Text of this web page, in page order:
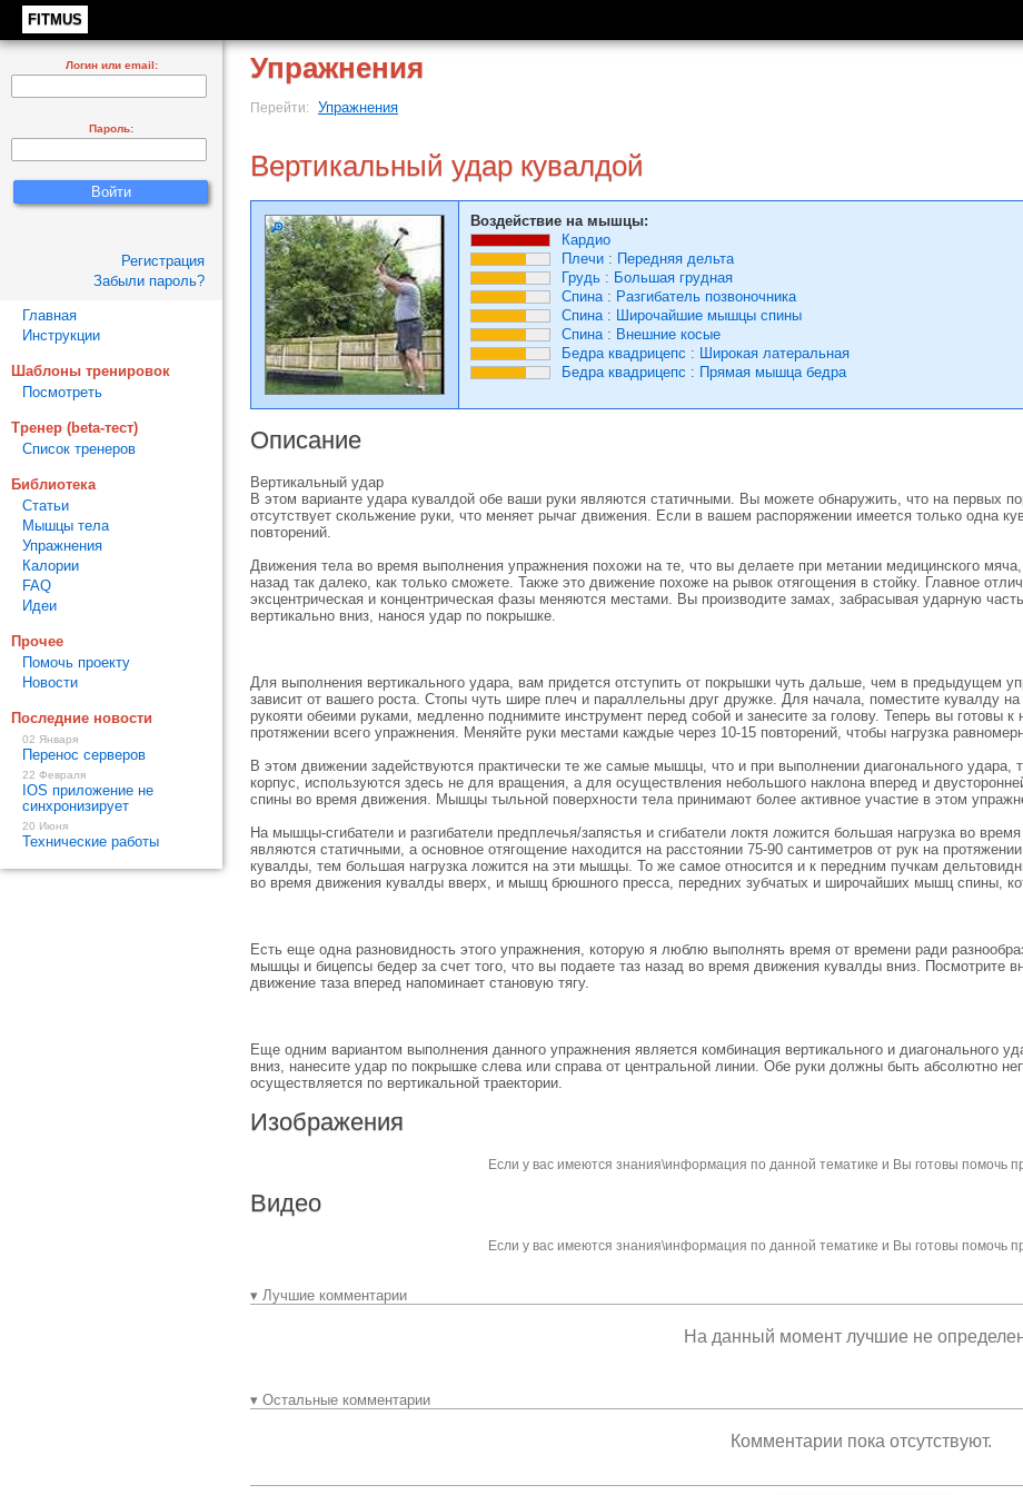
FITMUS
Упражнения
Перейти: Упражнения
Вертикальный удар кувалдой
Воздействие на мышцы:
Кардио
Плечи : Передняя дельта
Грудь : Большая грудная
Спина: Разгибатель позвоночника
Спина: Широчайшие мышцы спины
Спина: Внешние косые
Бедра квадрицепс : Широкая латеральная
Бедра квадрицепс : Прямая мышца бедра
Описание
Вертикальный удар
В этом варианте удара кувалдой обе ваши руки являются статичными. Вы можете обнаружить, что на первых
отсутствует скольжение руки, что меняет рычаг движения. Если в вашем распоряжении имеется только одна
повторений.
Движения тела во время выполнения упражнения похожи на те, что вы делаете при метании медицинского
назад так далеко, как только сможете. Также это движение похоже на рывок отягощения в стойку. Главное
эксцентрическая и концентрическая фазы меняются местами. Вы производите замах, забрасывая ударную
вертикально вниз, нанося удар по покрышке.
Для выполнения вертикального удара, вам придется отступить от покрышки чуть дальше, чем в предыдущем
зависит от вашего роста. Стопы чуть шире плеч и параллельны друг дружке. Для начала, поместите кувалду
рукояти обеими руками, медленно поднимите инструмент перед собой и занесите за голову. Теперь вы готовы
протяжении всего упражнения. Меняйте руки местами каждые через 10-15 повторений, чтобы нагрузка
В этом движении задействуются практически те же самые мышцы, что и при выполнении диагонального
корпус, используются здесь не для вращения, а для осуществления небольшого наклона вперед и
спины во время движения. Мышцы тыльной поверхности тела принимают более активное участие в этом
На мышцы-сгибатели и разгибатели предплечья/запястья и сгибатели локтя ложится большая нагрузка во
являются статичными, а основное отягощение находится на расстоянии 75-90 сантиметров от рук на
кувалды, тем большая нагрузка ложится на эти мышцы. То же самое относится и к передним пучкам
во время движения кувалды вверх, и мышц брюшного пресса, передних зубчатых и широчайших мышц спины,
Есть еще одна разновидность этого упражнения, которую я люблю выполнять время от времени ради
мышцы и бицепсы бедер за счет того, что вы подаете таз назад во время движения кувалды вниз. Посмотрите
движение таза вперед напоминает становую тягу.
Еще одним вариантом выполнения данного упражнения является комбинация вертикального и диагонального
вниз, нанесите удар по покрышке слева или справа от центральной линии. Обе руки должны быть абсолютно
осуществляется по вертикальной траектории.
Изображения
Если у вас имеются знания\информация по данной тематике и Вы готовы помочь
Видео
Если у вас имеются знания\информация по данной тематике и Вы готовы помочь
▾ Лучшие комментарии
На данный момент лучшие не
▾ Остальные комментарии
Комментарии пока отсутствуют.
Логин или email:
Пароль:
Регистрация
Забыли пароль?
Главная
Инструкции
Шаблоны тренировок
Посмотреть
Тренер (beta-тест)
Список тренеров
Библиотека
Статьи
Мышцы тела
Упражнения
Калории
FAQ
Идеи
Прочее
Помочь проекту
Новости
Последние новости
02 Января
Перенос серверов
22 Февраля
IOS приложение не
синхронизирует
20 Июня
Технические работы